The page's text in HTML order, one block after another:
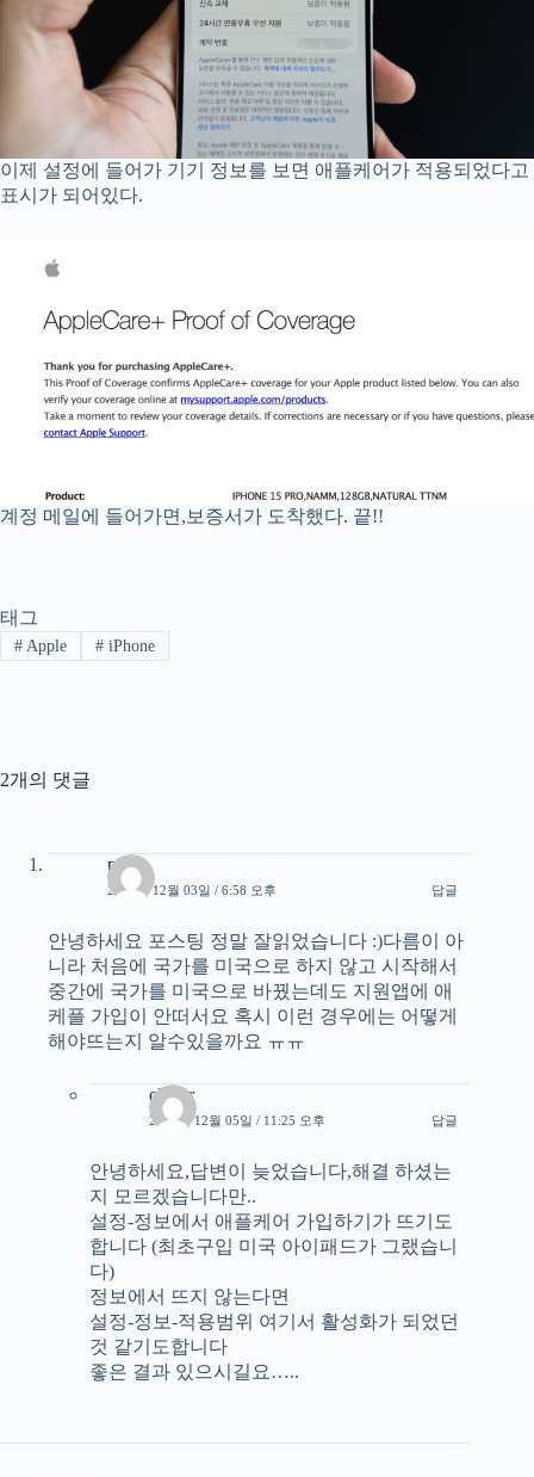
이제 설정에 들어가 기기 정보를 보면 애플케어가 적용되었다고
표시가 되어있다.
계정 메일에 들어가면,보증서가 도착했다. 끝!!
태그
#Apple #iPhone
2개의 댓글
park
2023년 12월 03일 / 6:58 오후 답글
안녕하세요 포스팅 정말 잘읽었습니다 :)다름이 아
니라 처음에 국가를 미국으로 하지 않고 시작해서
중간에 국가를 미국으로 바꿨는데도 지원앱에 애
케플 가입이 안떠서요 혹시 이런 경우에는 어떻게
해야뜨는지 알수있을까요 ㅠㅠ
clever
2023년 12월 05일 / 11:25 오후 답글
안녕하세요,답변이 늦었습니다,해결 하셨는
지 모르겠습니다만..
설정-정보에서 애플케어 가입하기가 뜨기도
합니다 (최초구입 미국 아이패드가 그랬습니
다)
정보에서 뜨지 않는다면
설정-정보-적용범위 여기서 활성화가 되었던
것 같기도합니다
좋은 결과 있으시길요…..